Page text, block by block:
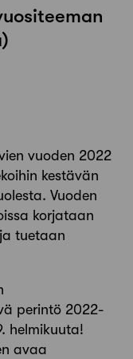
vuoden 2022
kestävän
Vuoden
korjataan
tuetaan
perintö 2022-
helmikuuta!
avaa